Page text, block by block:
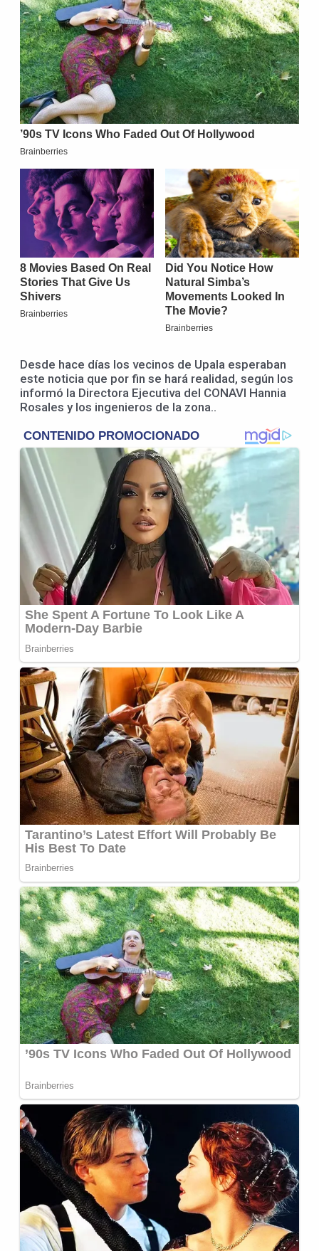
Desde hace días los vecinos de Upala esperaban
este noticia que por fin se hará realidad, según los
informó la Directora Ejecutiva del CONAVI Hannia
Rosales y los ingenieros de la zona..